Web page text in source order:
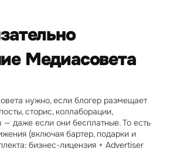
Медиасовета
нужно, если блогер размещает
сторис, коллаборации,
даже если они бесплатные. То есть
(включая бартер, подарки и
бизнес-лицензия + Advertiser